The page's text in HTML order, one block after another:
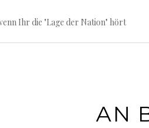
Ihr die "Lage der Nation" hört
AN